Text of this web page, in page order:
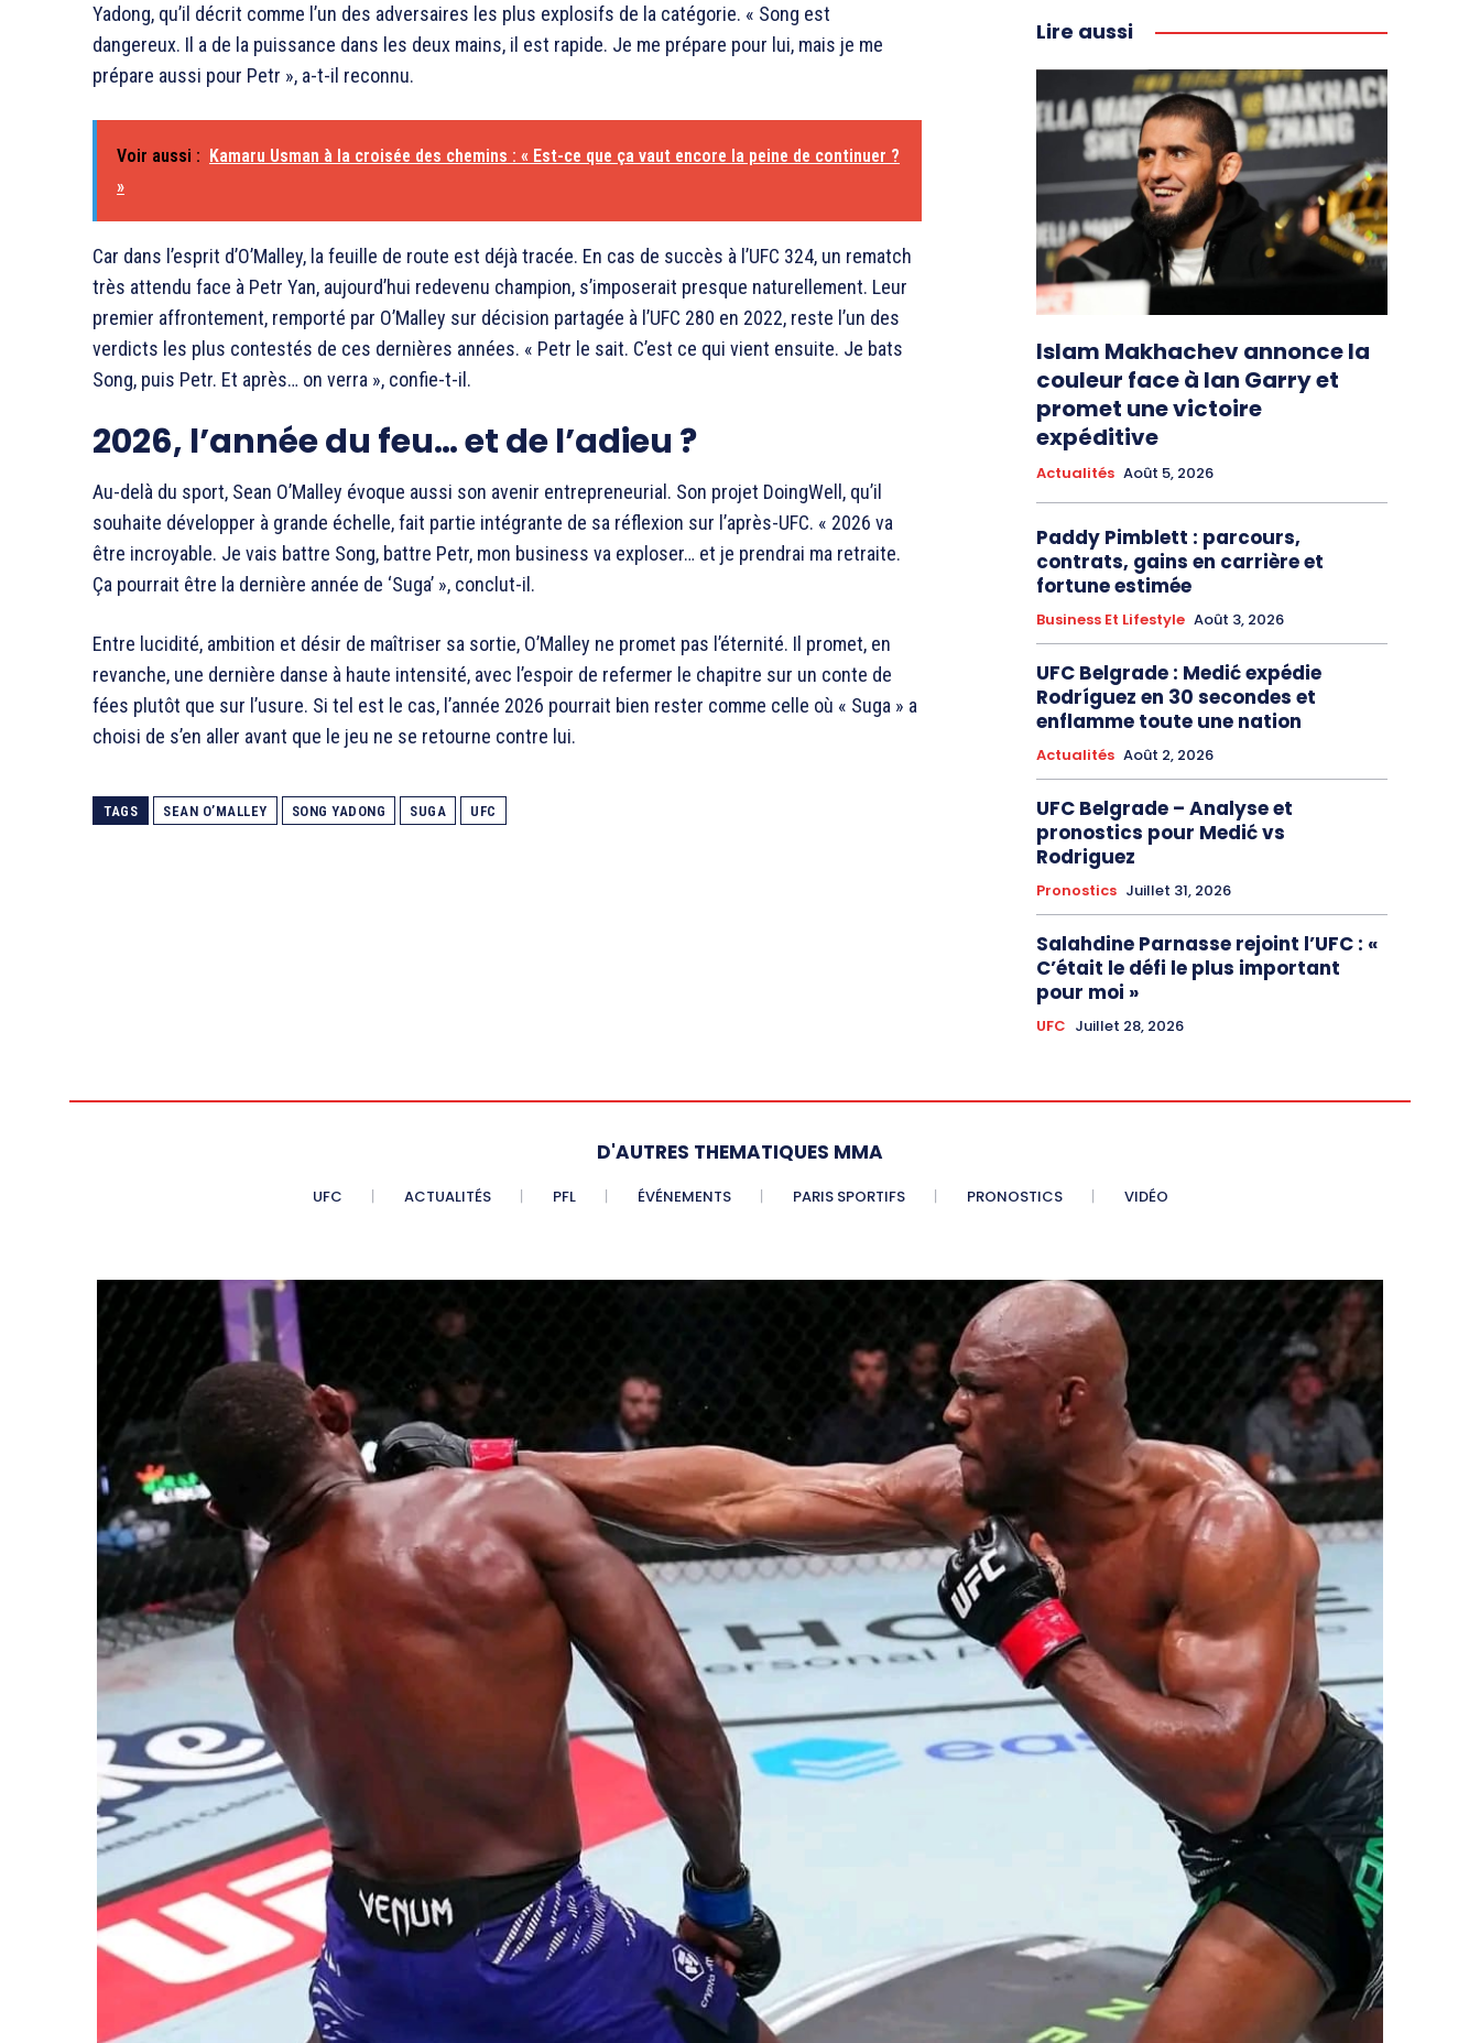
Yadong, qu’il décrit comme l’un des adversaires les plus explosifs de la catégorie. « Song est
dangereux. Il a de la puissance dans les deux mains, il est rapide. Je me prépare pour lui, mais je me
prépare aussi pour Petr », a-t-il reconnu.
Voir aussi : Kamaru Usman à la croisée des chemins : « Est-ce que ça vaut encore la peine de continuer ?
»
Car dans l’esprit d’O’Malley, la feuille de route est déjà tracée. En cas de succès à l’UFC 324, un rematch
très attendu face à Petr Yan, aujourd’hui redevenu champion, s’imposerait presque naturellement. Leur
premier affrontement, remporté par O’Malley sur décision partagée à l’UFC 280 en 2022, reste l’un des
verdicts les plus contestés de ces dernières années. « Petr le sait. C’est ce qui vient ensuite. Je bats
Song, puis Petr. Et après… on verra », confie-t-il.
2026, l’année du feu… et de l’adieu ?
Au-delà du sport, Sean O’Malley évoque aussi son avenir entrepreneurial. Son projet DoingWell, qu’il
souhaite développer à grande échelle, fait partie intégrante de sa réflexion sur l’après-UFC. « 2026 va
être incroyable. Je vais battre Song, battre Petr, mon business va exploser… et je prendrai ma retraite.
Ça pourrait être la dernière année de ‘Suga’ », conclut-il.
Entre lucidité, ambition et désir de maîtriser sa sortie, O’Malley ne promet pas l’éternité. Il promet, en
revanche, une dernière danse à haute intensité, avec l’espoir de refermer le chapitre sur un conte de
fées plutôt que sur l’usure. Si tel est le cas, l’année 2026 pourrait bien rester comme celle où « Suga » a
choisi de s’en aller avant que le jeu ne se retourne contre lui.
TAGS SEAN O’MALLEY SONG YADONG SUGA UFC
Lire aussi
Islam Makhachev annonce la
couleur face à Ian Garry et
promet une victoire
expéditive
Actualités Août 5, 2026
Paddy Pimblett : parcours,
contrats, gains en carrière et
fortune estimée
Business Et Lifestyle Août 3, 2026
UFC Belgrade : Medić expédie
Rodríguez en 30 secondes et
enflamme toute une nation
Actualités Août 2, 2026
UFC Belgrade – Analyse et
pronostics pour Medić vs
Rodriguez
Pronostics Juillet 31, 2026
Salahdine Parnasse rejoint l’UFC : «
C’était le défi le plus important
pour moi »
UFC Juillet 28, 2026
D'AUTRES THEMATIQUES MMA
UFC ACTUALITÉS PFL ÉVÉNEMENTS PARIS SPORTIFS PRONOSTICS VIDÉO